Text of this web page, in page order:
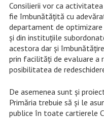
Consilierii vor ca
fie îmbunătățită cu
departament de
și din instituțiile
acestora dar și
prin facilități de evaluare a
posibilitatea de
De asemenea sunt și
Primăria trebuie să și le
publice în toate cartierele